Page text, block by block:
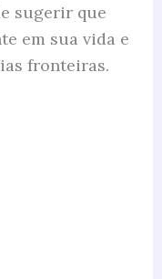
sugerir que
em sua vida e
fronteiras.